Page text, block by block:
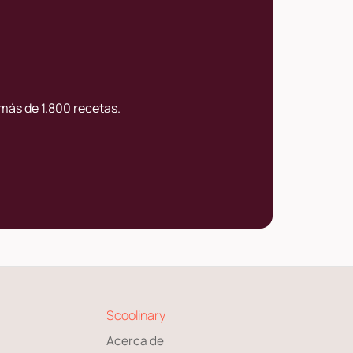
de 1.800 recetas.
Scoolinary
Acerca de